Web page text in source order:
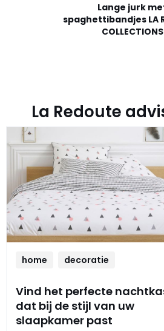
Lange jurk
spaghettibandjes LA
COLLECTIONS
La Redoute
home decoratie
Vind het perfecte
dat bij de stijl van uw
slaapkamer past